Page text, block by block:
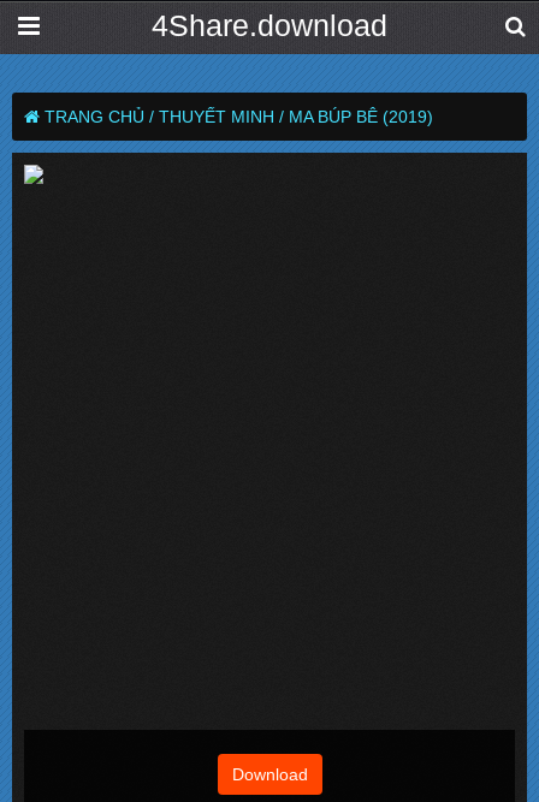
4Share.download
TRANG CHỦ / THUYẾT MINH / MA BÚP BÊ (2019)
Download